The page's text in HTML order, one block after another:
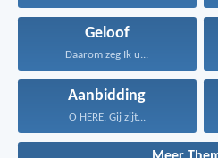
Geloof
Daarom zeg Ik u...
Aanbidding
O HERE, Gij zijt...